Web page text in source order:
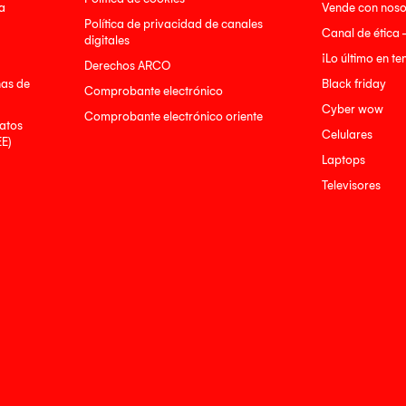
de
Política de privacidad de canales
digitales
Derechos ARCO
Comprobante electrónico
Comprobante electrónico oriente
Vende con
Canal de ética
¡Lo último en
Black friday
Cyber wow
Celulares
Laptops
Televisores